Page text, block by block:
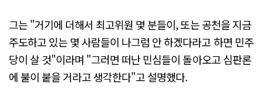
그는 "거기에 더해서 최고위원 몇 분들이, 또는 공천을 지금
주도하고 있는 몇 사람들이 나그럼 안 하겠다라고 하면 민주
당이 살 것"이라며 "그러면 떠난 민심들이 돌아오고 심판론
에 불이 붙을 거라고 생각한다"고 설명했다.